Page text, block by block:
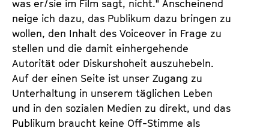
was er/sie im Film sagt, nicht." Anscheinend
neige ich dazu, das Publikum dazu bringen zu
wollen, den Inhalt des Voiceover in Frage zu
stellen und die damit einhergehende
Autorität oder Diskurshoheit auszuhebeln.
Auf der einen Seite ist unser Zugang zu
Unterhaltung in unserem täglichen Leben
und in den sozialen Medien zu direkt, und das
Publikum braucht keine Off-Stimme als